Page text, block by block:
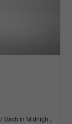
Fiord Blau / Dach in Midnight Schwarz Metallic